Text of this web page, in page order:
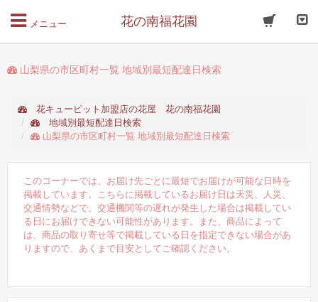
花の南福花園
メニュー
山梨県の市区町村一覧 地域別最短配達日検索
花キューピット加盟店の花屋 花の南福花園
地域別最短配達日検索
山梨県の市区町村一覧 地域別最短配達日検索
このコーナーでは、お届け先ごとに最短でお届けが可能な日時を
掲載しています。こちらに掲載しているお届け日は天災、人災、
交通情勢などで、交通機関等の遅れが発生した場合は掲載してい
る日にお届けできない可能性があります。また、商品によって
は、商品の取り寄せ等で掲載している日を指定できない場合があ
りますので、あくまで目安としてご確認ください。